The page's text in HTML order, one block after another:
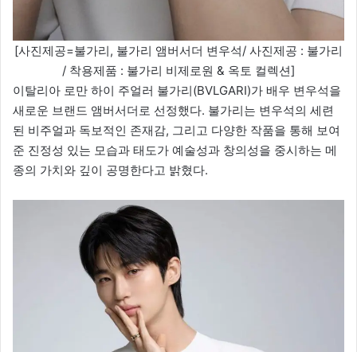
[사진제공=불가리, 불가리 앰버서더 변우석/ 사진제공 : 불가리
/ 착용제품 : 불가리 비제로원 & 옥토 컬렉션]
이탈리아 로만 하이 주얼러 불가리(BVLGARI)가 배우 변우석을
새로운 브랜드 앰버서더로 선정했다. 불가리는 변우석의 세련
된 비주얼과 독보적인 존재감, 그리고 다양한 작품을 통해 보여
준 진정성 있는 모습과 태도가 예술성과 창의성을 중시하는 메
종의 가치와 깊이 공명한다고 밝혔다.